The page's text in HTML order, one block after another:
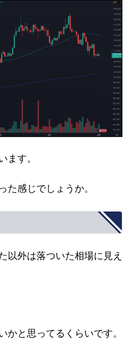
ます。
た感じでしょうか。
以外は落ついた相場に見え
かと思ってるくらいです。